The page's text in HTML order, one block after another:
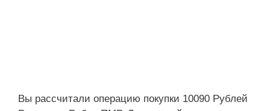
Вы рассчитали операцию покупки 10090 Рублей